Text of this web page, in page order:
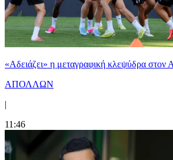
«Αδειάζει» η μεταγραφική κλεψύδρα στον
ΑΠΟΛΛΩΝ
|
11:46